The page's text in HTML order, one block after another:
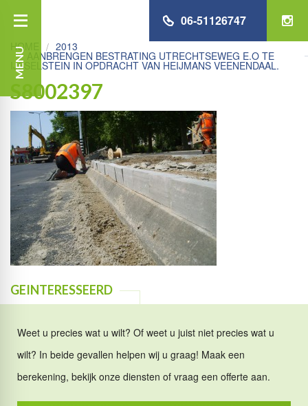
MENU
06-51126747
HOME 2013
AANBRENGEN BESTRATING UTRECHTSEWEG E.O TE
IJSSELSTEIN IN OPDRACHT VAN HEIJMANS VEENENDAAL.
S8002397
GEINTERESSEERD
Weet u precies wat u wilt? Of weet u juist niet precies wat u
wilt? In beide gevallen helpen wij u graag! Maak een
berekening, bekijk onze diensten of vraag een offerte aan.